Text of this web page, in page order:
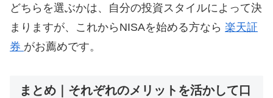
どちらを選ぶかは、自分の投資スタイルによって決
まりますが、これからNISAを始める方なら 楽天証
券 がお薦めです。
まとめ｜それぞれのメリットを活かして口